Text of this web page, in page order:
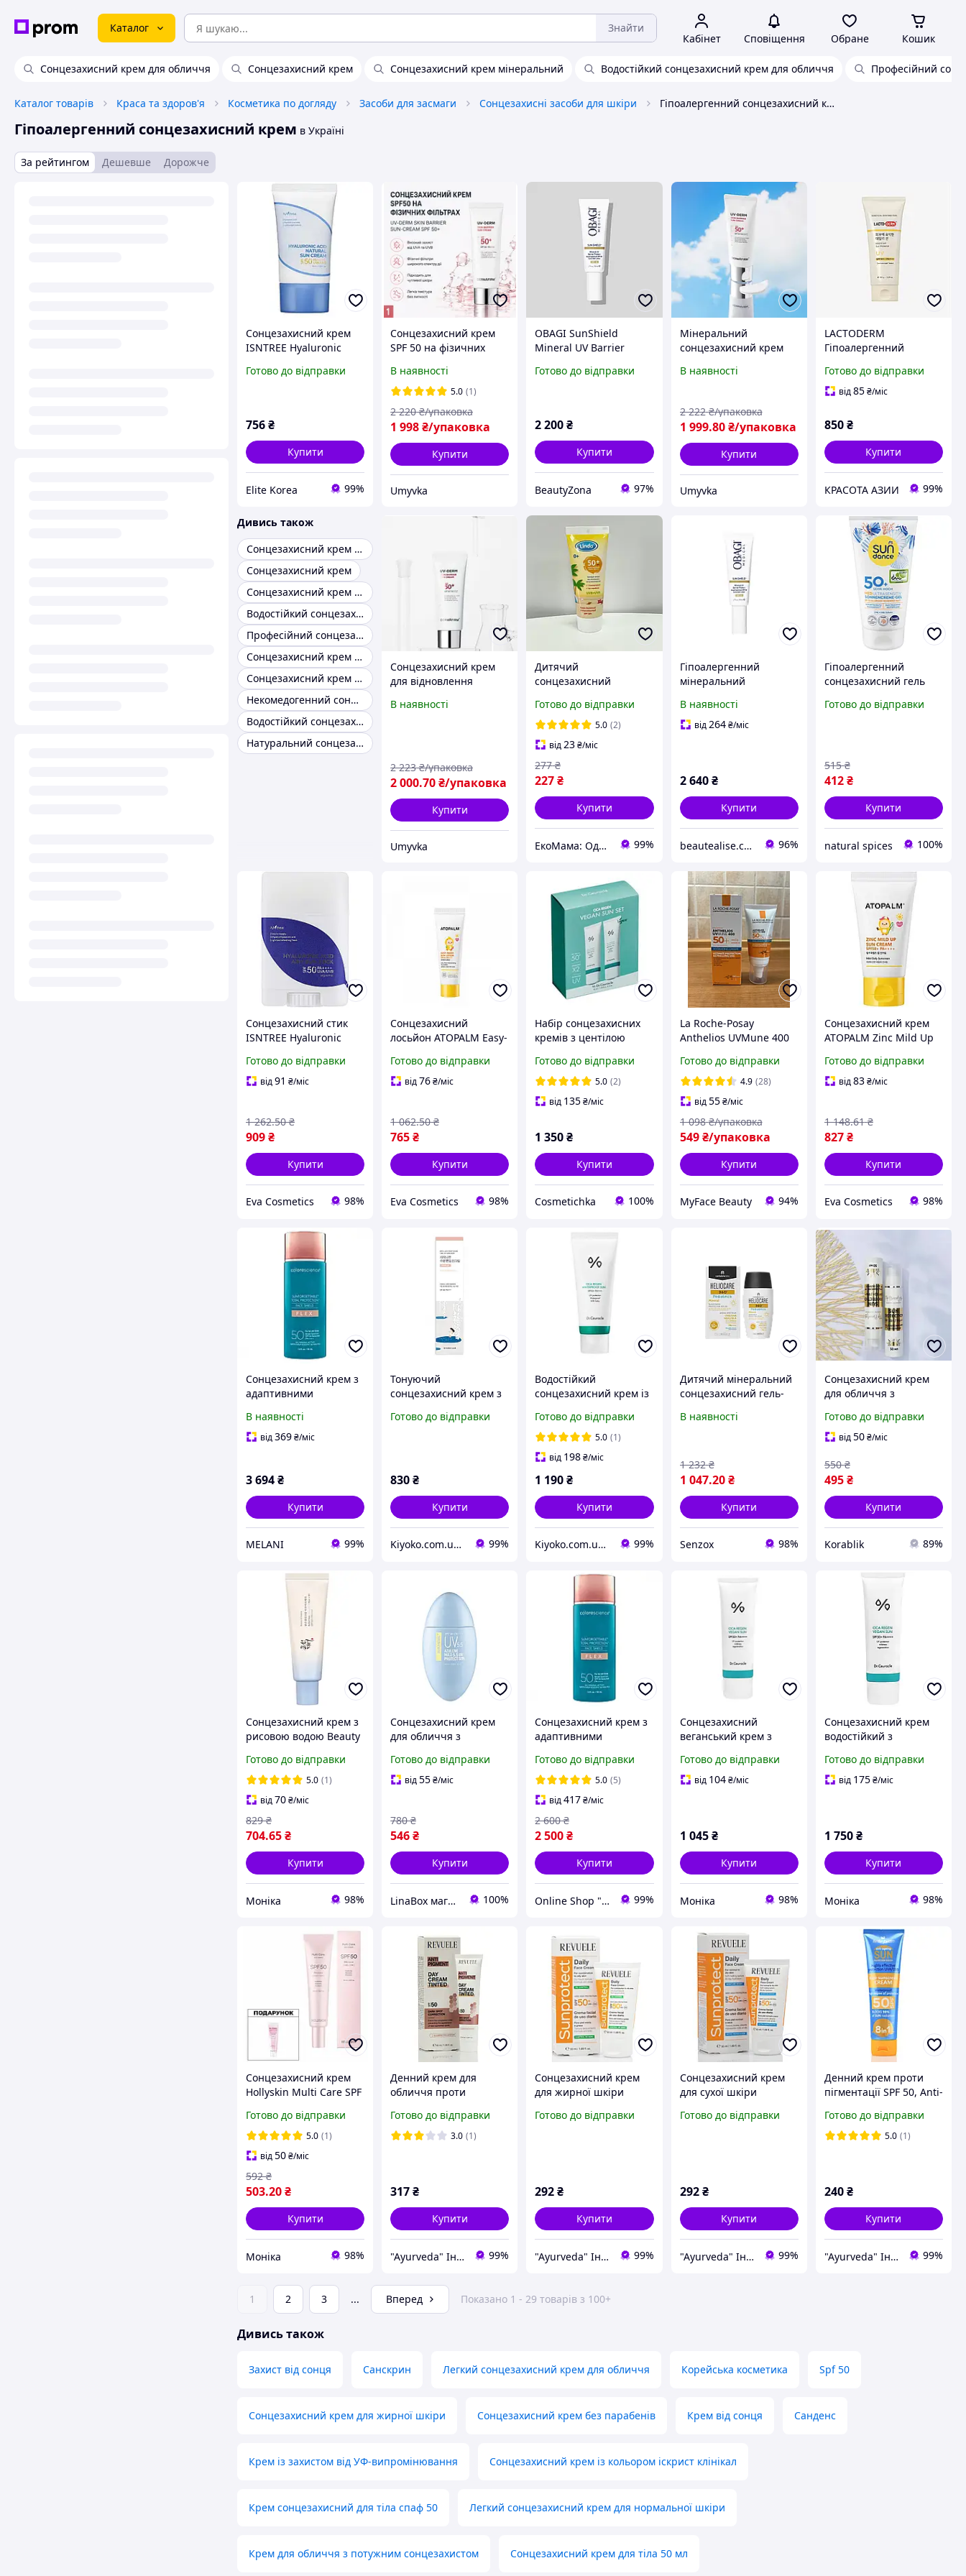
Каталог Знайти
Кабінет Сповіщення Обране Кошик
Сонцезахисний крем для обличчя Сонцезахисний крем Сонцезахисний крем мінеральний Водостійкий сонцезахисний крем для обличчя Професійний
Каталог товарів Краса та здоров'я Косметика по догляду Засоби для засмаги Сонцезахисні засоби для шкіри Гіпоалергенний сонцезахисний крем
Гіпоалергенний сонцезахисний крем в Україні
За рейтингом Дешевше Дорожче
Сонцезахисний крем
ISNTREE Hyaluronic
50 мл мінеральний
Готово до відправки
756₴
Купити
Elite Korea 99%
Сонцезахисний крем
SPF 50 на фізичних
цинку 40 мл для
обличчя захист від UVA
UVB Dermafirm
В наявності
5.0 (1)
1 998₴/упаковка
2 220 ₴/упаковка
Купити
Umyvka
OBAGI SunShield
Mineral UV Barrier
SPF 40 Гіпоалергенний
Готово до відправки
2 200₴
Купити
BeautyZona 97%
Мінеральний
сонцезахисний крем
дитячої шкіри 40 мл
центелою Dermafirm
В наявності
1 999.80 ₴/упаковка
2 222 ₴/упаковка
Купити
Umyvka
LACTODERM
Гіпоалергенний
комплексом
пробіотиків 150 мл
Готово до відправки
від85₴/міс
850₴
Купити
КРАСОТА АЗИИ 99%
Дивись також
Сонцезахисний крем для обличчя
Сонцезахисний крем
Сонцезахисний крем мінеральний
Водостійкий сонцезахисний крем для обличчя
Професійний сонцезахисний крем
Сонцезахисний крем з спф 50
Сонцезахисний крем для обличчя spf 50
Некомедогенний сонцезахисний крем для обличчя
Водостійкий сонцезахисний крем
Натуральний сонцезахисний крем для обличчя
Сонцезахисний крем
для відновлення
мл з керамідами для
В наявності
2 000.70₴/упаковка
2 223 ₴/упаковка
Купити
Umyvka
Дитячий
сонцезахисний
для малюків від 0
місяців із високим
рівнем захисту SPF 50
75 мл Lindo
Готово до відправки
5.0 (2)
від23₴/міс
227₴
277 ₴
Купити
ЕкоМама: Одяг для вагітних, білизна для годування, сумка у пологовий, одяг для новонароджених 99%
Гіпоалергенний
мінеральний
Obagi Sun Shield
Mineral UV Barrier
В наявності
від264 ₴/міс
2 640 ₴
Купити
beautealise.com.ua 96%
Гіпоалергенний
сонцезахисний гель
SUNDANCE
Готово до відправки
412₴
515 ₴
Купити
natural spices 100%
Сонцезахисний стик
ISNTREE Hyaluronic
зволожувальний SPF50
для обличчя
Готово до відправки
від91 ₴/міс
909₴
1 262.50 ₴
Купити
Eva Cosmetics 98%
Сонцезахисний
лосьйон ATOPALM Easy-
мінеральний
гіпоалергенний для
Готово до відправки
від76₴/міс
765₴
1 062.50 ₴
Купити
Eva Cosmetics 98%
Набір сонцезахисних
кремів з центілою
Vegan Sun Set DUO 2 в
1 (50 мл*2)
Готово до відправки
5.0 (2)
від 135₴/міс
1 350₴
Купити
Cosmetichka 100%
La Roche-Posay
Anthelios UVMune 400
зволожуючий
сонцезахисний крем
для сухої та чутливої
шкіри без запаху
Готово до відправки
4.9 (28)
від55 ₴/міс
549 ₴/упаковка
1 098 ₴/упаковка
Купити
MyFace Beauty 94%
Сонцезахисний крем
ATOPALM Zinc Mild Up
цинком для дітей
гіпоалергенний
Готово до відправки
від83₴/міс
827₴
1 148.61 ₴
Купити
Eva Cosmetics 98%
Сонцезахисний крем з
адаптивними
COLORESCIENCE Face
Shield Flex SPF 50 55 мл
В наявності
від369₴/міс
3 694₴
Купити
MELANI 99%
Тонуючий
сонцезахисний крем з
ROUND LAB Birch Juice
Готово до відправки
830₴
Купити
Kiyoko.com.ua - магазин товарів з Японії та Південної Кореї. 99%
Водостійкий
сонцезахисний крем із
Dr.Ceuracle Cica Regen
Waterproof Sun
SPF50+PA +++ 100 мл
Готово до відправки
5.0 (1)
від 198₴/міс
1 190₴
Купити
Kiyoko.com.ua - магазин товарів з Японії та Південної Кореї. 99%
Дитячий мінеральний
сонцезахисний гель-
Heliocare SPF50 50мл
В наявності
1 047.20 ₴
1 232 ₴
Купити
Senzox 98%
Сонцезахисний крем
для обличчя з
50+/PA+++ 50 мл
Готово до відправки
від50₴/міс
495₴
550 ₴
Купити
Korablik 89%
Сонцезахисний крем з
рисовою водою Beauty
Aqua Rice + B5 SPF50+
PA++++ 50 мл
Готово до відправки
5.0 (1)
від70₴/міс
704.65₴
829 ₴
Купити
Моніка 98%
Сонцезахисний крем
для обличчя з
Sur.Medic Azulene Mild
5.5 UV Protect Sun
Готово до відправки
від55₴/міс
546₴
780 ₴
Купити
LinaBox магазин косметики 100%
Сонцезахисний крем з
адаптивними
COLORESCIENCE Face
Shield Flex SPF 50 55 мл
(Medium)
Готово до відправки
5.0 (5)
від417₴/міс
2 500₴
2 600 ₴
Купити
Online Shop "Easy Evolution" 99%
Сонцезахисний
веганський крем з
SPF50+ PA++++ Cica
Regen Vegan Sun 50 мл
Готово до відправки
від 104 ₴/міс
1 045 ₴
Купити
Моніка 98%
Сонцезахисний крем
водостійкий з
Cica Regen Waterproof
Sun SPF50+ PA++++ 100
Готово до відправки
від 175₴/міс
1 750₴
Купити
Моніка 98%
Сонцезахисний крем
Hollyskin Multi Care SPF
очищення So Clean 100
г
Готово до відправки
5.0 (1)
від50₴/міс
503.20₴
592 ₴
Купити
Моніка 98%
Денний крем для
обличчя проти
SPF 50, Day Tinted
Cream SPF 50, Revuele,
Готово до відправки
3.0 (1)
317₴
Купити
"Ayurveda" Інтернет магазин аюрведичних товарів з Індії 99%
Сонцезахисний крем
для жирної шкіри
Cream Sunprotect,
Готово до відправки
292₴
Купити
"Ayurveda" Інтернет магазин аюрведичних товарів з Індії 99%
Сонцезахисний крем
для сухої шкіри
Cream Sunprotect,
Готово до відправки
292 ₴
Купити
"Ayurveda" Інтернет магазин аюрведичних товарів з Індії 99%
Денний крем проти
пігментації SPF 50, Anti-
SPF 50, Revuele, 50 ml
Готово до відправки
5.0 (1)
240₴
Купити
"Ayurveda" Інтернет магазин аюрведичних товарів з Індії 99%
1 2 3 ... Вперед Показано 1 - 29 товарів з 100+
Дивись також
Захист від сонця Санскрин Легкий сонцезахисний крем для обличчя Корейська косметика Spf 50
Сонцезахисний крем для жирної шкіри Сонцезахисний крем без парабенів Крем від сонця Санденс
Крем із захистом від УФ-випромінювання Сонцезахисний крем із кольором іскрист клінікал
Крем сонцезахисний для тіла спаф 50 Легкий сонцезахисний крем для нормальної шкіри
Крем для обличчя з потужним сонцезахистом Сонцезахисний крем для тіла 50 мл